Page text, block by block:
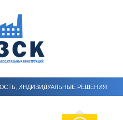
ИНДИВИДУАЛЬНЫЕ РЕШЕНИЯ